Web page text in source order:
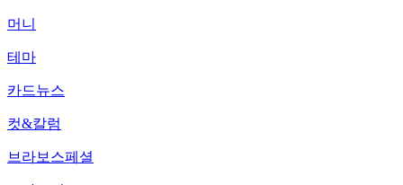
머니
테마
카드뉴스
컷&칼럼
브라보스페셜